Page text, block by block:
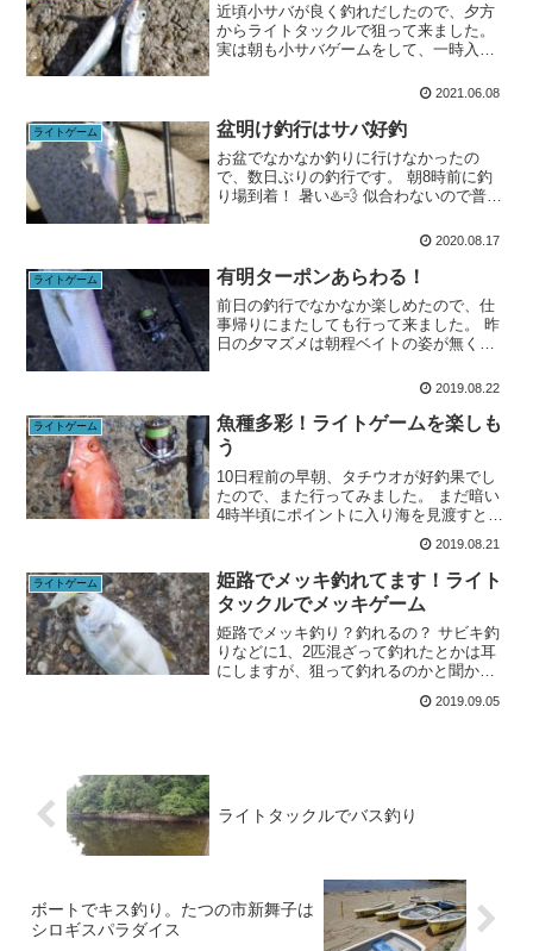
近頃小サバが良く釣れだしたので、夕方
からライトタックルで狙って来ました。
実は朝も小サバゲームをして、一時入れ
クロにアシストフックつけてますが、い
きはイマイチ。それでも...
2021.06.08
ライトゲーム 盆明け釣行はサバ好釣
お盆でなかなか釣りに行けなかったの
で、数日ぶりの釣行です。 朝8時前に釣
り場到着！ 暑い♨️💨 似合わないので普段
暑さは帽子を被らないと危険を感じま
91TZ long ...
2020.08.17
ライトゲーム 有明ターポンあらわる！
前日の釣行でなかなか楽しめたので、仕
事帰りにまたしても行って来ました。 昨
日の夕マズメは朝程ベイトの姿が無く、
での1時間をより楽しむ為にメバリングタ
す♪使用タックルロッ...
2019.08.22
ライトゲーム
魚種多彩！ライトゲームを楽しも
う
10日程前の早朝、タチウオが好釣果でし
たので、また行ってみました。 まだ暗い
4時半頃にポイントに入り海を見渡すと、
ロッド:ブルーカレント91TZ long cast リ
ール:ストラディックCI4＋2500...
2019.08.21
ライトゲーム
姫路でメッキ釣れてます！ライト
タックルでメッキゲーム
姫路でメッキ釣り？釣れるの？ サビキ釣
りなどに1、2匹混ざって釣れたとかは耳
にしますが、狙って釣れるのかと聞かれ
した。 メッキとは、ギンガメアジ、ロウ
2019.09.05
ライトタックルでバス釣り
ボートでキス釣り。たつの市新舞子は
シロギスパラダイス